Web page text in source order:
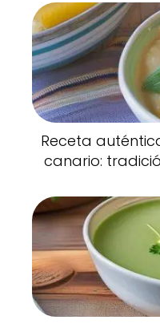
Receta
canario: